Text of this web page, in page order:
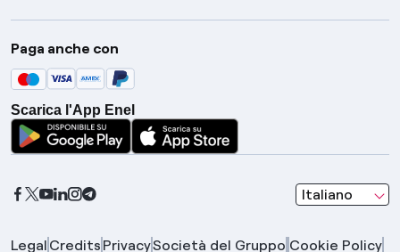
Enel Group
Enel Green Power
Global Trading
Global Procurement
Gridspertise
Paga anche con
Scarica l'App Enel
Italiano
seleziona una
Legal Credits PrivacySocietà del Gruppo Cookie Policy